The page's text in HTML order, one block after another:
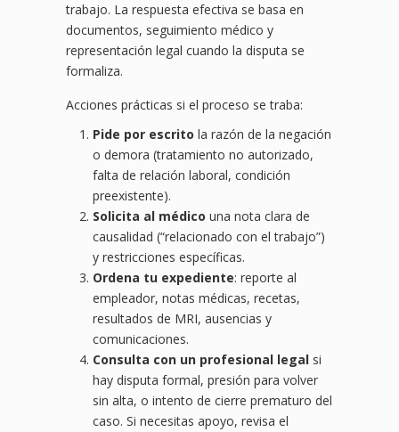
trabajo. La respuesta efectiva se basa en
documentos, seguimiento médico y
representación legal cuando la disputa se
formaliza.
Acciones prácticas si el proceso se traba:
Pide por escrito la razón de la negación
o demora (tratamiento no autorizado,
falta de relación laboral, condición
preexistente).
Solicita al médico una nota clara de
causalidad (“relacionado con el trabajo”)
y restricciones específicas.
Ordena tu expediente: reporte al
empleador, notas médicas, recetas,
resultados de MRI, ausencias y
comunicaciones.
Consulta con un profesional legal si
hay disputa formal, presión para volver
sin alta, o intento de cierre prematuro del
caso. Si necesitas apoyo, revisa el